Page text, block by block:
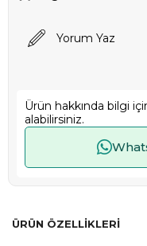
Yorum Yaz
Ürün hakkında bilgi
alabilirsiniz.
ÜRÜN ÖZELLIKLERI